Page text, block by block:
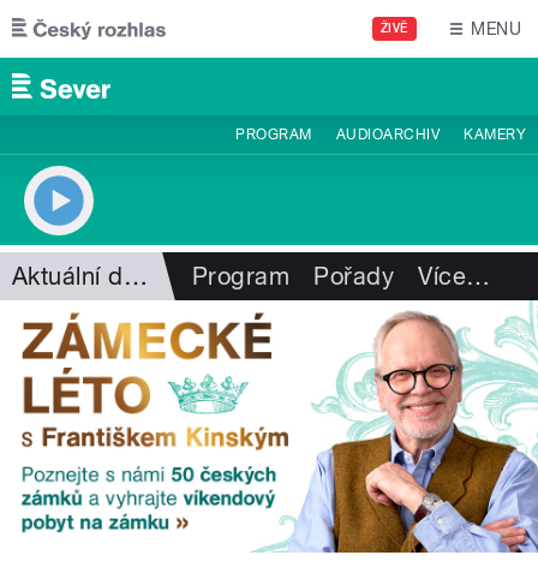
Přejít k hlavnímu obsahu
ŽIVĚ MENU
PROGRAM AUDIOARCHIV KAMERY
Aktuální dění Program Pořady Více…